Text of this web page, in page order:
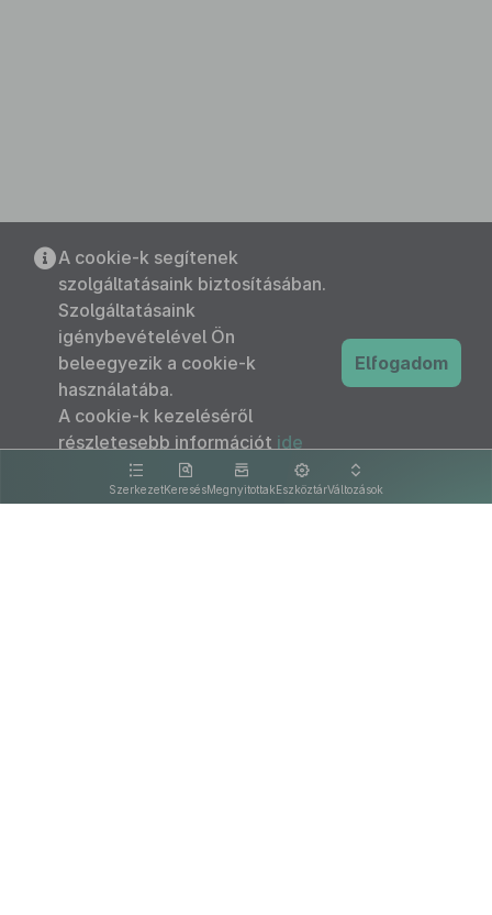
SzerkezetKeresésMegnyitottakEszköztárVáltozások
A cookie-k segítenek
szolgáltatásaink biztosításában.
Szolgáltatásaink
igénybevételével Ön
beleegyezik a cookie-k
használatába.
A cookie-k kezeléséről
részletesebb információt ide
kattintva olvashat.
Elfogadom